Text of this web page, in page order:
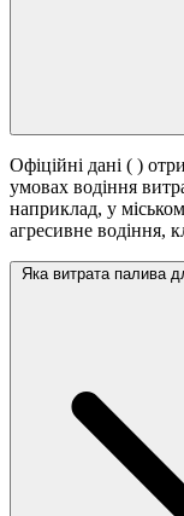
Офіційні дані ( )
умовах водіння
наприклад, у
агресивне водіння,
Яка витрата палива